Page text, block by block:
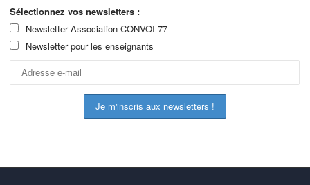
Sélectionnez vos newsletters :
Newsletter Association CONVOI 77
Newsletter pour les enseignants